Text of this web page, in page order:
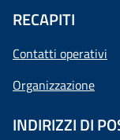
RECAPITI
Contatti operativi
Organizzazione
INDIRIZZI DI